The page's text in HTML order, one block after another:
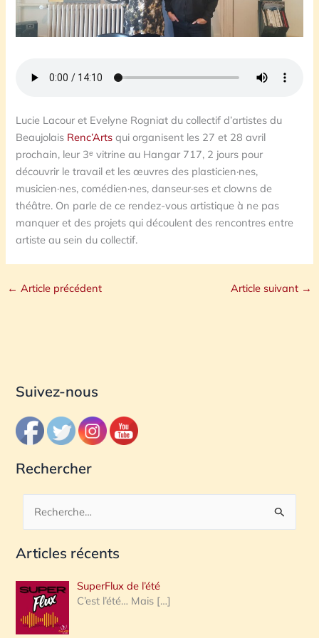
Lucie Lacour et Evelyne Rogniat du collectif d’artistes du
Beaujolais Renc’Arts qui organisent les 27 et 28 avril
prochain, leur 3ᵉ vitrine au Hangar 717, 2 jours pour
découvrir le travail et les œuvres des plasticien·nes,
musicien·nes, comédien·nes, danseur·ses et clowns de
théâtre. On parle de ce rendez-vous artistique à ne pas
manquer et des projets qui découlent des rencontres entre
artiste au sein du collectif.
← Article précédent Article suivant →
Suivez-nous
Rechercher
c
e
r
Articles récents
SuperFlux de l’été
C’est l’été… Mais […]